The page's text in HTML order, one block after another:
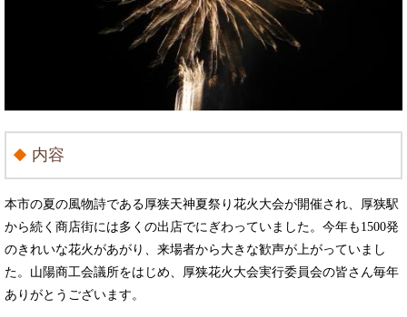
内容
本市の夏の風物詩である厚狭天神夏祭り花火大会が開催され、厚狭駅
から続く商店街には多くの出店でにぎわっていました。今年も1500発
のきれいな花火があがり、来場者から大きな歓声が上がっていまし
た。山陽商工会議所をはじめ、厚狭花火大会実行委員会の皆さん毎年
ありがとうございます。